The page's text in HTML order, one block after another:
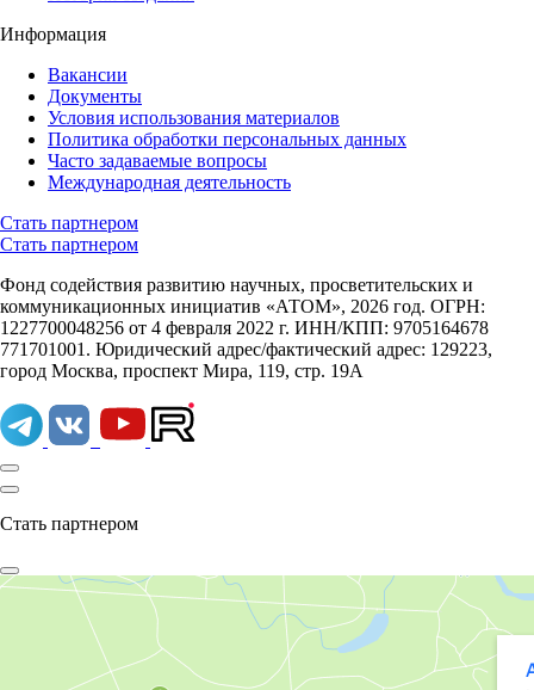
Информация
Вакансии
Документы
Условия использования материалов
Политика обработки персональных данных
Часто задаваемые вопросы
Международная деятельность
Стать партнером
Стать партнером
Фонд содействия развитию научных, просветительских и
коммуникационных инициатив «АТОМ», 2026 год. ОГРН:
1227700048256 от 4 февраля 2022 г. ИНН/КПП: 9705164678
771701001. Юридический адрес/фактический адрес: 129223,
город Москва, проспект Мира, 119, стр. 19А
Стать партнером